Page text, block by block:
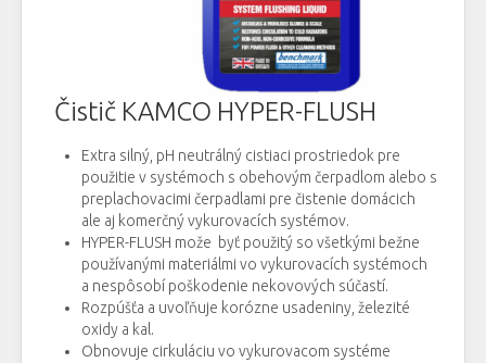
Čistič KAMCO HYPER-FLUSH
Extra silný, pH neutrálný cistiaci prostriedok pre
použitie v systémoch s obehovým čerpadlom alebo s
preplachovacimi čerpadlami pre čistenie domácich
ale aj komerčný vykurovacích systémov.
HYPER-FLUSH može byť použitý so všetkými bežne
používanými materiálmi vo vykurovacích systémoch
a nespôsobí poškodenie nekovových súčastí.
Rozpúšťa a uvoľňuje korózne usadeniny, železité
oxidy a kal.
Obnovuje cirkuláciu vo vykurovacom systéme